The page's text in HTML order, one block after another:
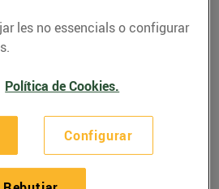
de ceba 1 manat d’alls
verge extra Sal ...
les no essencials o configurar
Política de Cookies.
Configurar